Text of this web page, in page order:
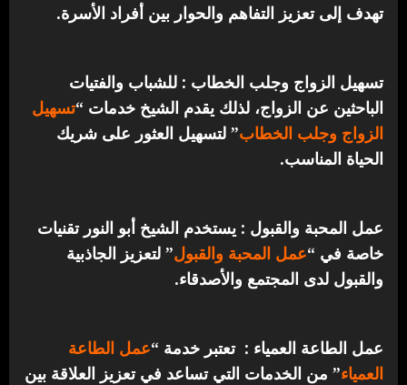
تهدف إلى تعزيز التفاهم والحوار بين أفراد الأسرة.
تسهيل الزواج وجلب الخطاب : للشباب والفتيات
الباحثين عن الزواج، لذلك يقدم الشيخ خدمات “تسهيل
الزواج وجلب الخطاب” لتسهيل العثور على شريك
الحياة المناسب.
عمل المحبة والقبول : يستخدم الشيخ أبو النور تقنيات
خاصة في “عمل المحبة والقبول” لتعزيز الجاذبية
والقبول لدى المجتمع والأصدقاء.
عمل الطاعة العمياء : تعتبر خدمة “عمل الطاعة
العمياء” من الخدمات التي تساعد في تعزيز العلاقة بين